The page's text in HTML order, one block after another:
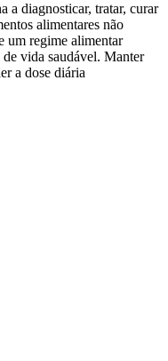
a diagnosticar, tratar, curar
alimentares não
um regime alimentar
vida saudável. Manter
a dose diária